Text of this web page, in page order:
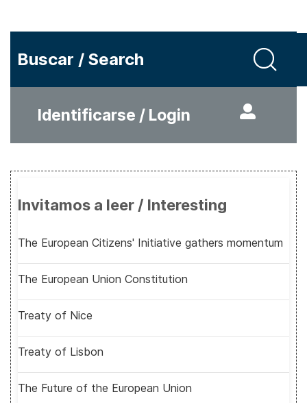
Buscar / Search
Identificarse / Login
Invitamos a leer / Interesting
The European Citizens' Initiative gathers momentum
The European Union Constitution
Treaty of Nice
Treaty of Lisbon
The Future of the European Union